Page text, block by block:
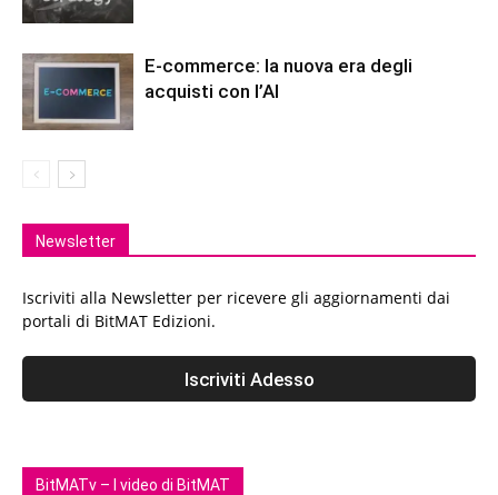
E-commerce: la nuova era degli
acquisti con l’AI
Newsletter
Iscriviti alla Newsletter per ricevere gli aggiornamenti dai
portali di BitMAT Edizioni.
BitMATv – I video di BitMAT